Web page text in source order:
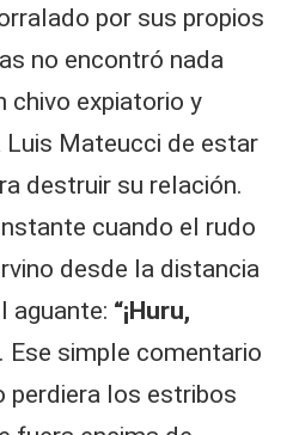
por sus propios
no encontró nada
chivo expiatorio y
Luis Mateucci de estar
destruir su relación.
cuando el rudo
desde la distancia
aguante: “¡Huru,
. Ese simple comentario
perdiera los estribos